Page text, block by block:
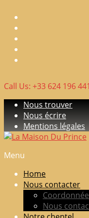
content
Call Us: +33 624 196 441
Nous trouver
Nous écrire
Mentions légales
La
Maison
Du
Prince
Elevage
Menu
Home
Nous contacter
Nous